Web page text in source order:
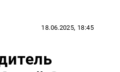
18.06.2025, 18:45